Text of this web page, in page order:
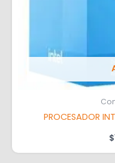
PROCESADOR
$